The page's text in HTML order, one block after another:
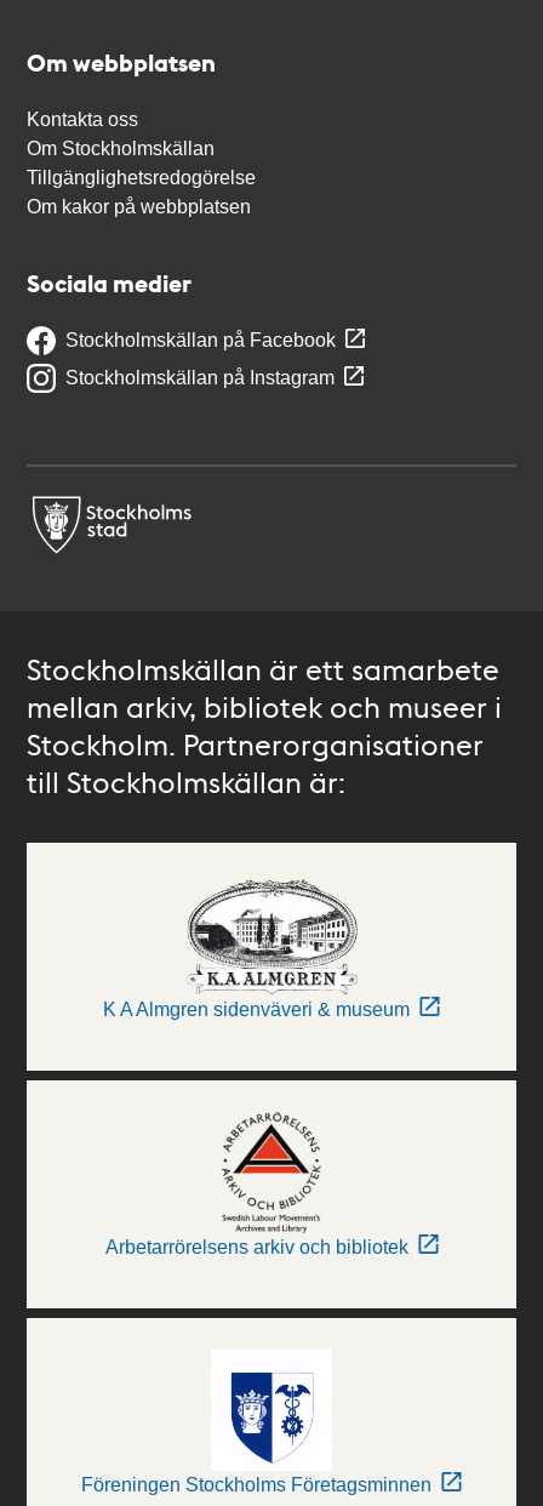
Om webbplatsen
Kontakta oss
Om Stockholmskällan
Tillgänglighetsredogörelse
Om kakor på webbplatsen
Sociala medier
Stockholmskällan på Facebook
Stockholmskällan på Instagram
Stockholmskällan är ett samarbete
mellan arkiv, bibliotek och museer i
Stockholm. Partnerorganisationer
till Stockholmskällan är:
K A Almgren sidenväveri & museum
Arbetarrörelsens arkiv och bibliotek
Föreningen Stockholms Företagsminnen